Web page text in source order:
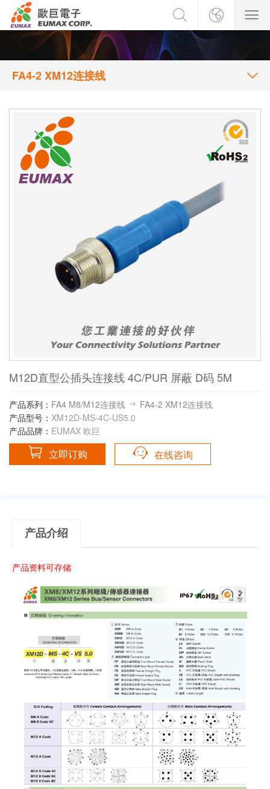
FA4-2 XM12连接线
M12D直型公插头连接线 4C/PUR 屏蔽 D码 5M
产品系列： FA4 M8/M12连接线
FA4-2 XM12连接线
产品型号： XM12D-MS-4C-US5.0
产品品牌： EUMAX 欧巨
立即订购 在线咨询
产品介绍
产品资料可存储